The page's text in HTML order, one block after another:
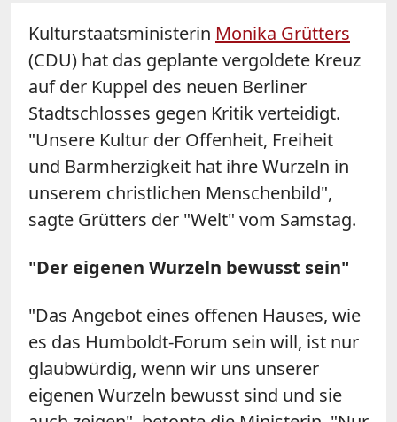
Kulturstaatsministerin Monika Grütters
(CDU) hat das geplante vergoldete Kreuz
auf der Kuppel des neuen Berliner
Stadtschlosses gegen Kritik verteidigt.
"Unsere Kultur der Offenheit, Freiheit
und Barmherzigkeit hat ihre Wurzeln in
unserem christlichen Menschenbild",
sagte Grütters der "Welt" vom Samstag.
"Der eigenen Wurzeln bewusst sein"
"Das Angebot eines offenen Hauses, wie
es das Humboldt-Forum sein will, ist nur
glaubwürdig, wenn wir uns unserer
eigenen Wurzeln bewusst sind und sie